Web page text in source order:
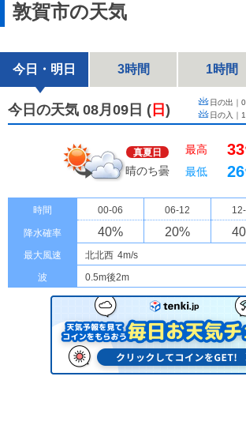
敦賀市の天気
今日・明日 3時間 1時間
今日の天気 08月09日 ( 日 ) 日の出｜
日の入｜
真夏日
晴のち曇
最高 33
最低
26
時間 00-06 06-12
降水確率 40% 20% 40
最大風速 北北西 4m/s
波
0.5m後2m